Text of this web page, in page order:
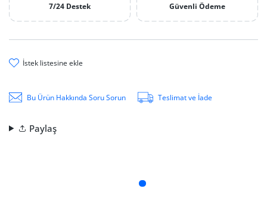
7/24 Destek Güvenli Ödeme
i̇stek li̇stesi̇ne ekle
Bu Ürün Hakkında Soru Sorun Teslimat ve İade
Paylaş